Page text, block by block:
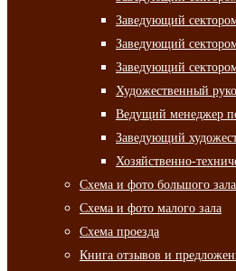
Заведующий
Заведующий
Заведующий
Художественный
Ведущий менеджер
Заведующий
Хозяйственно-
Схема и фото большого зала
Схема и фото малого зала
Схема проезда
Книга отзывов и